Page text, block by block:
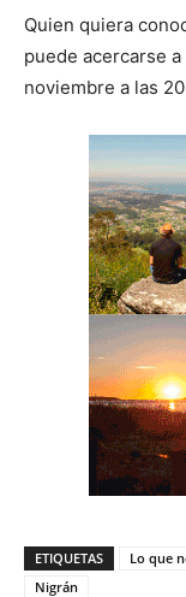
Quien quiera
puede acercarse
noviembre a las
ETIQUETAS Lo que
Nigrán